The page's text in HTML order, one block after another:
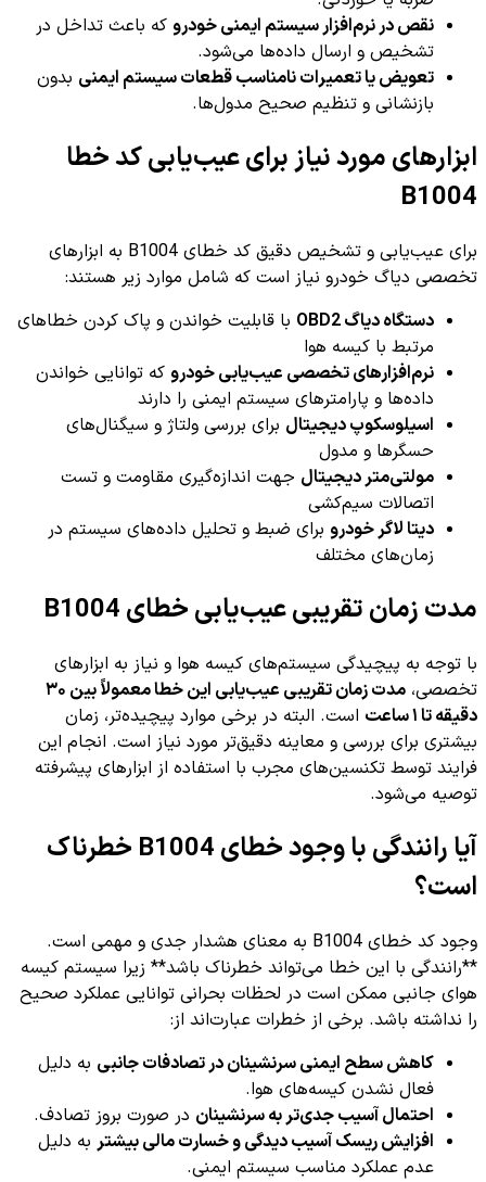
نقص در نرم‌افزار سیستم ایمنی خودرو که باعث تداخل در
تشخیص و ارسال داده‌ها می‌شود.
تعویض یا تعمیرات نامناسب قطعات سیستم ایمنی بدون
بازنشانی و تنظیم صحیح مدول‌ها.
ابزارهای مورد نیاز برای عیب‌یابی کد خطا
B1004
برای عیب‌یابی و تشخیص دقیق کد خطای B1004 به ابزارهای
تخصصی دیاگ خودرو نیاز است که شامل موارد زیر هستند:
دستگاه دیاگ OBD2
با قابلیت خواندن و پاک کردن خطاهای
مرتبط با کیسه هوا
نرم‌افزارهای تخصصی عیب‌یابی خودرو که توانایی خواندن
داده‌ها و پارامترهای سیستم ایمنی را دارند
اسیلوسکوپ دیجیتال برای بررسی ولتاژ و سیگنال‌های
حسگرها و مدول
مولتی‌متر دیجیتال جهت اندازه‌گیری مقاومت و تست
اتصالات سیم‌کشی
دیتا لاگر خودرو برای ضبط و تحلیل داده‌های سیستم در
زمان‌های مختلف
مدت زمان تقریبی عیب‌یابی خطای B1004
با توجه به پیچیدگی سیستم‌های کیسه هوا و نیاز به ابزارهای
تخصصی،
مدت زمان تقریبی عیب‌یابی این خطا معمولاً بین ۳۰
دقیقه تا ۱ ساعت
است. البته در برخی موارد پیچیده‌تر، زمان
بیشتری برای بررسی و معاینه دقیق‌تر مورد نیاز است. انجام این
فرایند توسط تکنسین‌های مجرب با استفاده از ابزارهای پیشرفته
توصیه می‌شود.
آیا رانندگی با وجود خطای B1004 خطرناک
است؟
وجود کد خطای B1004 به معنای هشدار جدی و مهمی است.
**رانندگی با این خطا می‌تواند خطرناک باشد** زیرا سیستم کیسه
هوای جانبی ممکن است در لحظات بحرانی توانایی عملکرد صحیح
را نداشته باشد. برخی از خطرات عبارت‌اند از:
کاهش سطح ایمنی سرنشینان در تصادفات جانبی به دلیل
فعال نشدن کیسه‌های هوا.
احتمال آسیب جدی‌تر به سرنشینان در صورت بروز تصادف.
افزایش ریسک آسیب دیدگی و خسارت مالی بیشتر به دلیل
عدم عملکرد مناسب سیستم ایمنی.